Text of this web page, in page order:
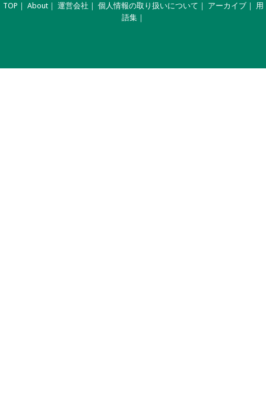
TOP ｜ About｜ 運営会社 ｜ 個人情報の取り扱いについて ｜ アーカイブ｜ 用
語集｜